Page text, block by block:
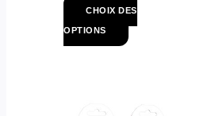
CHOIX DES
OPTIONS
produit